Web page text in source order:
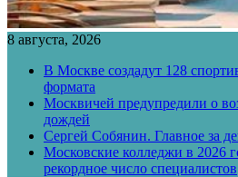
8 августа, 2026
В Москве создадут 128
формата
Москвичей предупредили о
дождей
Сергей Собянин. Главное за
Московские колледжи в 2026
рекордное число специалистов